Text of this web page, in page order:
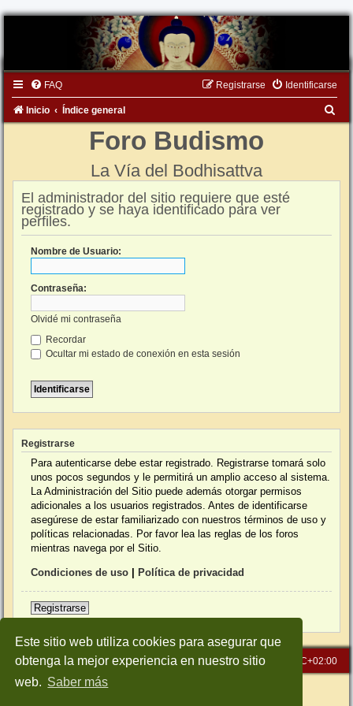
Este sitio web utiliza cookies para asegurar que
obtenga la mejor experiencia en nuestro sitio
web. Saber más
FAQ Identificarse
Registrarse
Inicio Índice general
Foro Budismo
La Vía del Bodhisattva
El administrador del sitio requiere que esté
registrado y se haya identificado para ver
perfiles.
Nombre de Usuario:
Contraseña:
Olvidé mi contraseña
Recordar
Ocultar mi estado de conexión en esta sesión
Registrarse
Para autenticarse debe estar registrado. Registrarse tomará solo
unos pocos segundos y le permitirá un amplio acceso al sistema.
La Administración del Sitio puede además otorgar permisos
adicionales a los usuarios registrados. Antes de identificarse
asegúrese de estar familiarizado con nuestros términos de uso y
políticas relacionadas. Por favor lea las reglas de los foros
mientras navega por el Sitio.
Condiciones de uso Política de privacidad
Registrarse
Inicio Índice general Todos los horarios son UTC+02:00
Desarrollado porphpBB